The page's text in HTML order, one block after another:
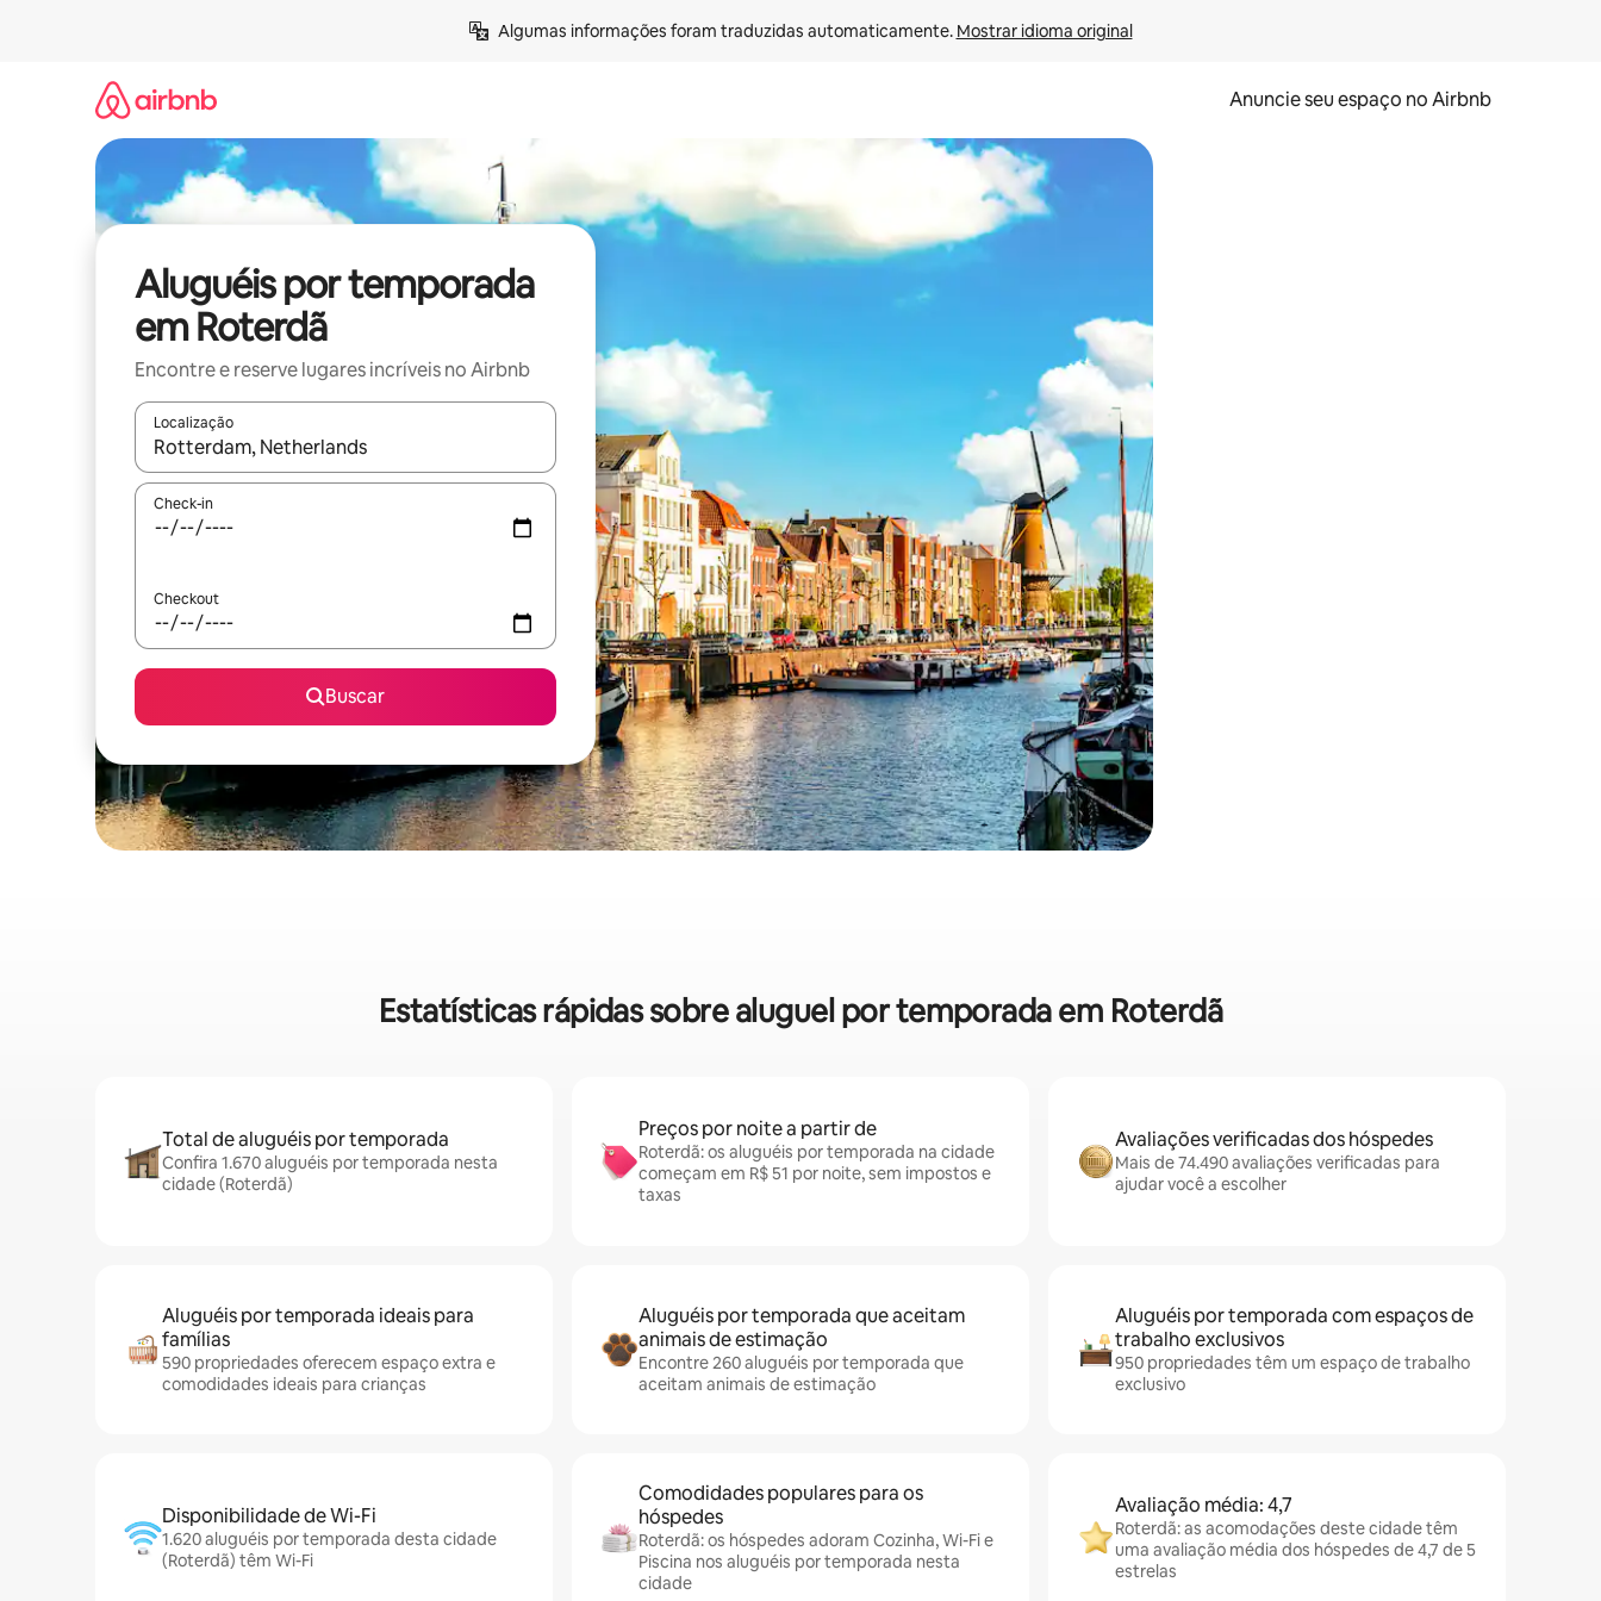
Algumas informações foram traduzidas automaticamente. Mostrar idioma original
Anuncie seu espaço no Airbnb
Aluguéis por temporada
em Roterdã
Encontre e reserve lugares incríveis no Airbnb
Localização
Quando os resultados estiverem disponíveis, explore-os usando as seta para cima e para baixo do teclado ou tocando e deslizando o dedo na tela.
Check-in
Checkout
Buscar
Estatísticas rápidas sobre aluguel por temporada em Roterdã
Total de aluguéis por temporada
Confira 1.670 aluguéis por temporada nesta
cidade (Roterdã)
Preços por noite a partir de
Roterdã: os aluguéis por temporada na cidade
começam em R$ 51 por noite, sem impostos e
taxas
Avaliações verificadas dos hóspedes
Mais de 74.490 avaliações verificadas para
ajudar você a escolher
Aluguéis por temporada ideais para
famílias
590 propriedades oferecem espaço extra e
comodidades ideais para crianças
Aluguéis por temporada que aceitam
animais de estimação
Encontre 260 aluguéis por temporada que
aceitam animais de estimação
Aluguéis por temporada com espaços de
trabalho exclusivos
950 propriedades têm um espaço de trabalho
exclusivo
Disponibilidade de Wi-Fi
1.620 aluguéis por temporada desta cidade
(Roterdã) têm Wi-Fi
Comodidades populares para os
hóspedes
Roterdã: os hóspedes adoram Cozinha, Wi-Fi e
Piscina nos aluguéis por temporada nesta
cidade
Avaliação média: 4,7
Roterdã: as acomodações deste cidade têm
uma avaliação média dos hóspedes de 4,7 de 5
estrelas